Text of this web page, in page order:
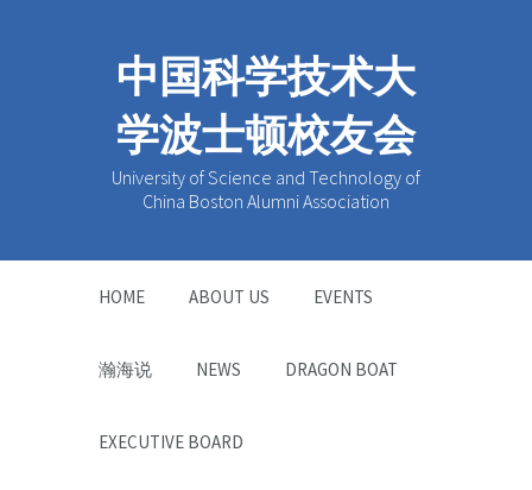
中国科学技术大
学波士顿校友会
University of Science and Technology of
China Boston Alumni Association
HOME ABOUT US EVENTS
瀚海说 NEWS DRAGON BOAT
EXECUTIVE BOARD